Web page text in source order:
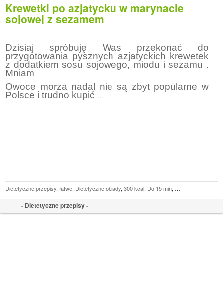
Krewetki po azjatycku w marynacie
sojowej z sezamem
Dzisiaj spróbuję Was przekonać do
przygotowania pysznych azjatyckich krewetek
z dodatkiem sosu sojowego, miodu i sezamu .
Mniam
Owoce morza nadal nie są zbyt popularne w
Polsce i trudno kupić
- Dietetyczne przepisy -
Dietetyczne przepisy, łatwe, Dietetyczne obiady, 300 kcal, Do 15 min, Ryż